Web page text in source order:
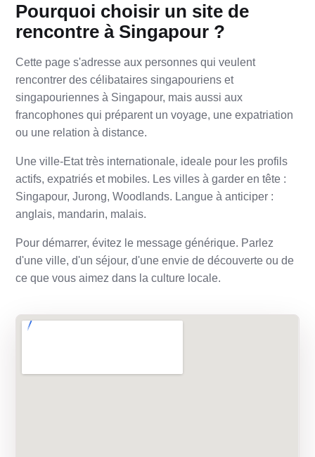
Pourquoi choisir un site de
rencontre à Singapour ?
Cette page s'adresse aux personnes qui veulent
rencontrer des célibataires singapouriens et
singapouriennes à Singapour, mais aussi aux
francophones qui préparent un voyage, une expatriation
ou une relation à distance.
Une ville-Etat très internationale, ideale pour les profils
actifs, expatriés et mobiles. Les villes à garder en tête :
Singapour, Jurong, Woodlands. Langue à anticiper :
anglais, mandarin, malais.
Pour démarrer, évitez le message générique. Parlez
d'une ville, d'un séjour, d'une envie de découverte ou de
ce que vous aimez dans la culture locale.